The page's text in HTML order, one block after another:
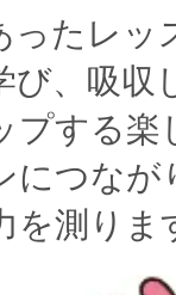
ったレッ
び、吸収
プする楽
につなが
を測りま